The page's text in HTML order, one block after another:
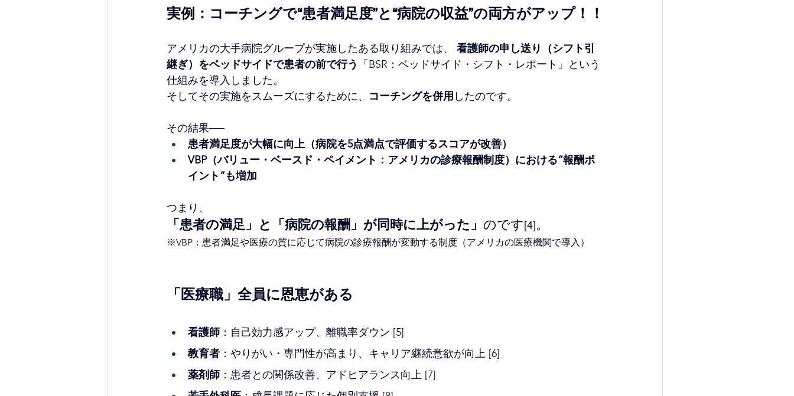
実例：コーチングで“患者満足度”と“病院の収益”の両方がアップ！！
アメリカの大手病院グループが実施したある取り組みでは、 看護師の申し送り（シフト引
継ぎ）をベッドサイドで患者の前で行う
「BSR：ベッドサイド・シフト・レポート」という
仕組みを導入しました。
そしてその実施をスムーズにするために、 コーチングを併用 したのです。
その結果──
患者満足度が大幅に向上（病院を5点満点で評価するスコアが改善）
VBP（バリュー・ベースド・ペイメント： アメリカの診療報酬制度）における“報酬ポ
イント”も増加
つまり、
「患者の満足」と「病院の報酬」が同時に上がった」 のです[4]。
※VBP：患者満足や医療の質に応じて病院の診療報酬が変動する制度（アメリカの医療機関で導入）
「医療職」全員に恩恵がある
看護師 ：自己効力感アップ、離職率ダウン [5]
教育者 ：やりがい・専門性が高まり、キャリア継続意欲が向上 [6]
薬剤師 ：患者との関係改善、アドヒアランス向上 [7]